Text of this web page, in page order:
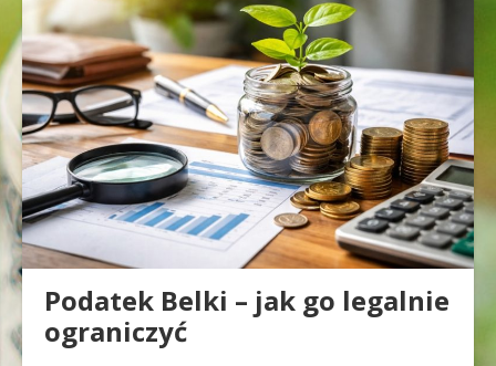
Podatek Belki – jak go legalnie
ograniczyć